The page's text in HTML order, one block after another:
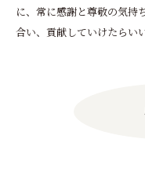
に、常に感謝と尊敬の気持
合い、貢献していけたらい